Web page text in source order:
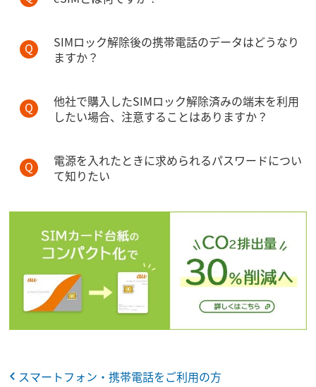
SIMロック解除後の携帯電話のデータはどうなり
ますか？
他社で購入したSIMロック解除済みの端末を利用
したい場合、注意することはありますか？
電源を入れたときに求められるパスワードについ
て知りたい
スマートフォン・携帯電話をご利用の方